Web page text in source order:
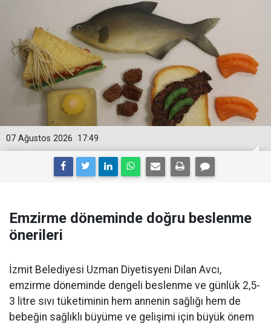
17:49
07 Ağustos 2026
Emzirme döneminde doğru beslenme
önerileri
İzmit Belediyesi Uzman Diyetisyeni Dilan Avcı,
emzirme döneminde dengeli beslenme ve günlük 2,5-
3 litre sıvı tüketiminin hem annenin sağlığı hem de
bebeğin sağlıklı büyüme ve gelişimi için büyük önem